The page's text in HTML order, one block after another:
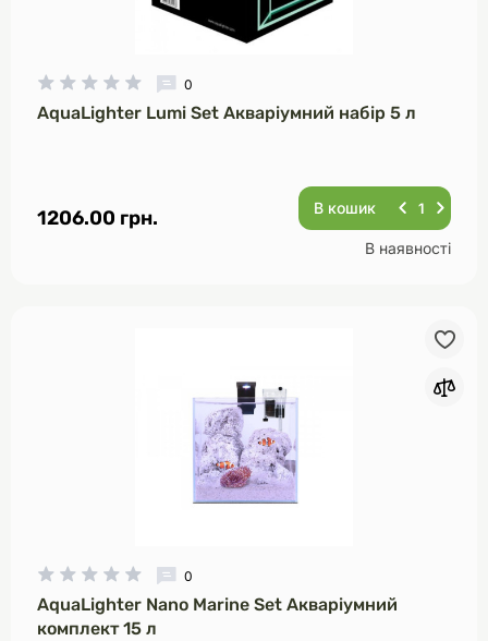
0
AquaLighter Lumi Set Акваріумний набір 5 л
1206.00 грн. В кошик
В наявності
0
AquaLighter Nano Marine Set Акваріумний
комплект 15 л